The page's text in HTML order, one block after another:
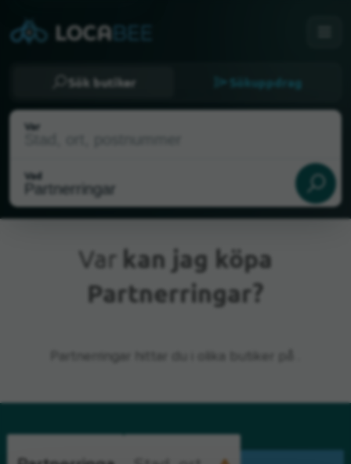
Sök butiker Sökuppdrag
Var
Vad
Nuvarande plats
Var kan jag köpa
Partnerringar?